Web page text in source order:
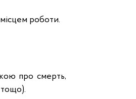
роботи.
про смерть,
тощо).